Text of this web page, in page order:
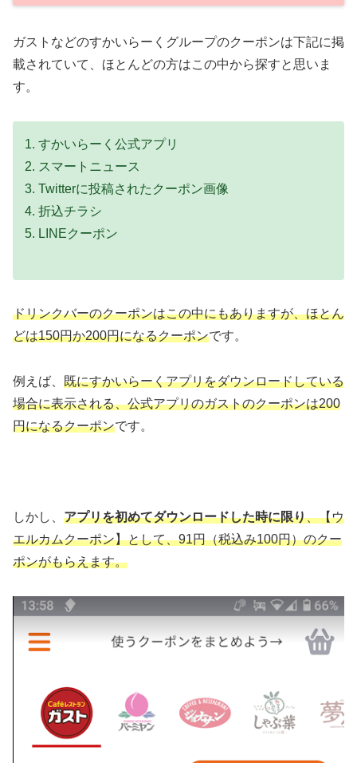
ガストなどのすかいらーくグループのクーポンは下記に掲
載されていて、ほとんどの方はこの中から探すと思いま
す。
1. すかいらーく公式アプリ
2. スマートニュース
3. Twitterに投稿されたクーポン画像
4. 折込チラシ
5. LINEクーポン
ドリンクバーのクーポンはこの中にもありますが、ほとん
どは150円か200円になるクーポンです。
例えば、 既にすかいらーくアプリをダウンロードしている
場合に表示される、公式アプリのガストのクーポンは200
円になるクーポンです。
しかし、 アプリを初めてダウンロードした時に限り、【ウ
エルカムクーポン】として、91円（税込み100円）のクー
ポンがもらえます。